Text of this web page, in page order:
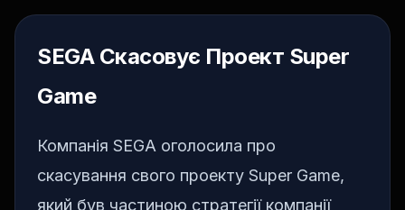
SEGA Скасовує Проект Super
Game
Компанія SEGA оголосила про
скасування свого проекту Super Game,
який був частиною стратегії компанії